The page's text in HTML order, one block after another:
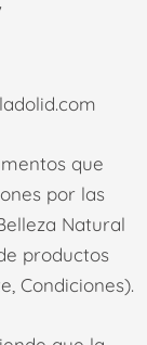
que
por las
Natural
productos
Condiciones).